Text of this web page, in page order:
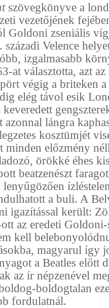
szövegkönyve a
vezetőjének
Goldoni zseniális
századi Velence
izgalmasabb
at választotta, azt
végig a briteken a
elég távol esik
lángra
kosztümjét
minden előzmény
örökké éhes
beatzenészt
a buli. A
igazítással került:
az eredeti Goldoni-
kell
magyarul így
a Beatles előtt
az ír népzenével
boldogtalan
fordulatnál.